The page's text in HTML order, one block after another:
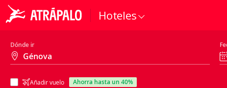
Hoteles
Dónde ir
Añadir vuelo ahorra hasta un 40%